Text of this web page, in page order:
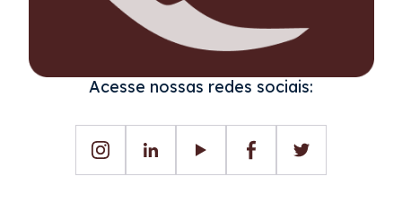
Acesse nossas redes sociais: